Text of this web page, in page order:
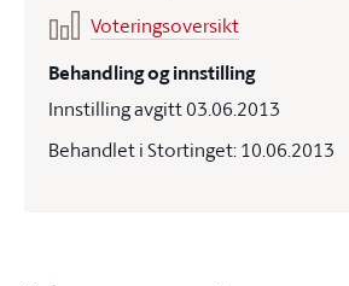
Voteringsoversikt
Behandling og innstilling
Innstilling avgitt 03.06.2013
Behandlet i Stortinget: 10.06.2013